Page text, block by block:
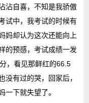
沾自喜，不知是我骄傲
试中，我考试的时候有
妈却认为这次还能向上
的预感，考试成绩一发
，看见那鲜红的66.5
没有过的哭，回家后，
一下就失望了。